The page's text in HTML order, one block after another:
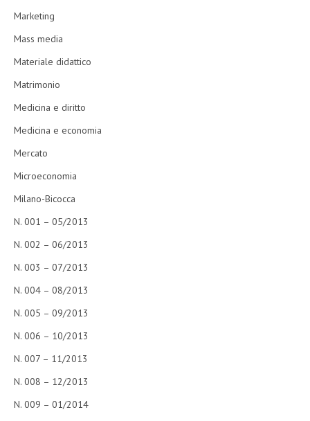
Marketing
Mass media
Materiale didattico
Matrimonio
Medicina e diritto
Medicina e economia
Mercato
Microeconomia
Milano-Bicocca
N. 001 – 05/2013
N. 002 – 06/2013
N. 003 – 07/2013
N. 004 – 08/2013
N. 005 – 09/2013
N. 006 – 10/2013
N. 007 – 11/2013
N. 008 – 12/2013
N. 009 – 01/2014